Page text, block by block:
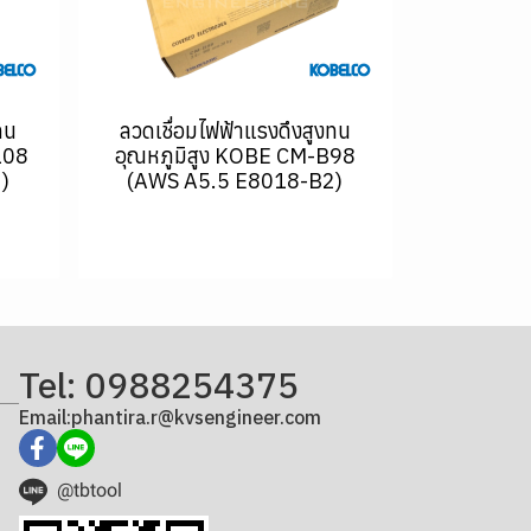
ลวดเชื่อมไฟฟ้าแรงดึงสูงทน
อุณหภูมิสูง KOBE CM-B98
(AWS A5.5 E8018-B2)
Tel: 0988254375
Email:phantira.r@kvsengineer.com
@tbtool